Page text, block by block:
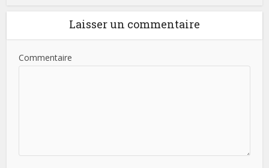
Laisser un commentaire
Commentaire